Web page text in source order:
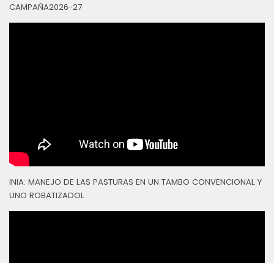
CAMPAÑA2026-27
INIA: MANEJO DE LAS PASTURAS EN UN TAMBO CONVENCIONAL Y
UNO ROBATIZADOL